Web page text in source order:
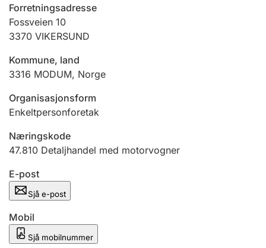
Jeger
Ektepaktrettleiaren
Andre tema
Forretningsadresse
Fossveien 10
3370 VIKERSUND
Kommune, land
3316 MODUM, Norge
Organisasjonsform
Enkeltpersonforetak
Næringskode
47.810 Detaljhandel med motorvogner
E-post
Sjå e-post
Mobil
Sjå mobilnummer